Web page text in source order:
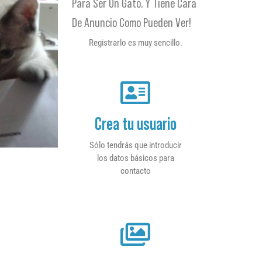
Para Ser Un Gato. Y Tiene Cara
De Anuncio Como Pueden Ver!
Registrarlo es muy sencillo.
Crea tu usuario
Sólo tendrás que introducir
los datos básicos para
contacto